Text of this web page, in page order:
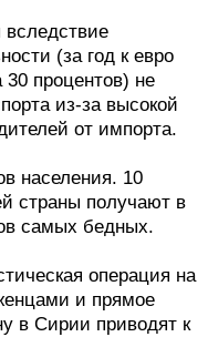
(за год к евро
30 процентов) не
из-за высокой
от импорта.
населения. 10
страны получают в
самых бедных.
операция на
и прямое
в Сирии приводят к